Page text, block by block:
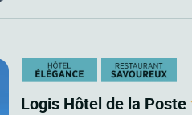
Logis Hôtel de la Poste